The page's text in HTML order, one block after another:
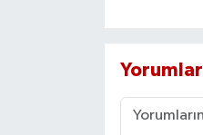
Yorumlar